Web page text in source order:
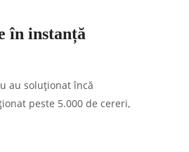
în instanță
au soluționat încă
peste 5.000 de cereri,